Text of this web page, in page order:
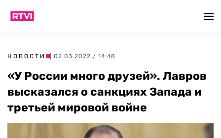
НОВОСТИ | 02.03.2022 / 14:48
«У России много друзей». Лавров
высказался о санкциях Запада и
третьей мировой войне